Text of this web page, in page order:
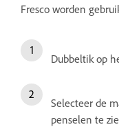
Fresco worden
Dubbeltik op
Selecteer de
penselen te